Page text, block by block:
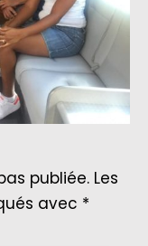
publiée. Les
avec *